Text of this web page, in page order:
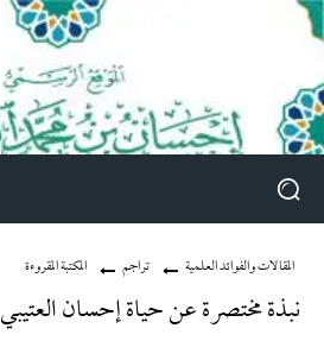
المقالات والفوائد العلمية تراجم المكتبة المقروءة
نبذة مختصرة عن حياة إحسان العتيبي